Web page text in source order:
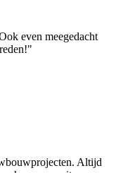
even meegedacht
"
Altijd